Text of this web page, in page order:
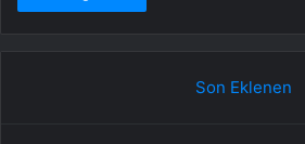
Son Eklenen